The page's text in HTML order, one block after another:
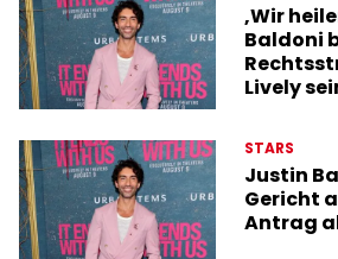
‚Wir
Baldoni
Lively
STARS
Justin
Gericht
Antrag